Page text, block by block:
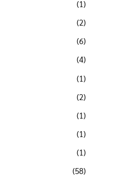
(1)
(2)
(6)
(4)
(1)
(2)
(1)
(1)
(1)
(58)